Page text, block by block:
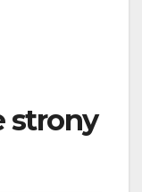
strony